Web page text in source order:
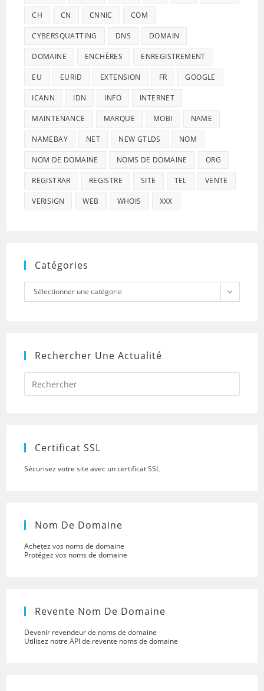
CH CN CNNIC COM
CYBERSQUATTING DNS DOMAIN
DOMAINE ENCHÈRES ENREGISTREMENT
EU EURID EXTENSION FR GOOGLE
ICANN IDN INFO INTERNET
MAINTENANCE MARQUE MOBI NAME
NAMEBAY NET NEW GTLDS NOM
NOM DE DOMAINE NOMS DE DOMAINE ORG
REGISTRAR REGISTRE SITE TEL VENTE
VERISIGN WEB WHOIS XXX
Catégories
Catégories
Sélectionner une catégorie
Rechercher Une Actualité
Press
to
Certificat SSL
Sécurisez votre site avec un certificat SSL
Nom De Domaine
Achetez vos noms de domaine
Protégez vos noms de domaine
Revente Nom De Domaine
Devenir revendeur de noms de domaine
Utilisez notre API de revente noms de domaine